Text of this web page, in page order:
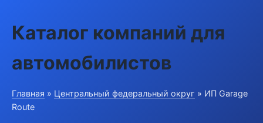
Каталог компаний для
автомобилистов
Главная » Центральный федеральный округ » ИП Garage
Route